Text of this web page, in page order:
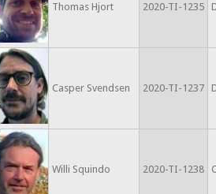
Thomas Hjort 2020-TI-1235
Casper Svendsen 2020-TI-1237
Willi Squindo 2020-TI-1238